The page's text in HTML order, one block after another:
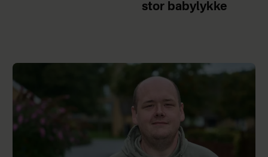
stor babylykke